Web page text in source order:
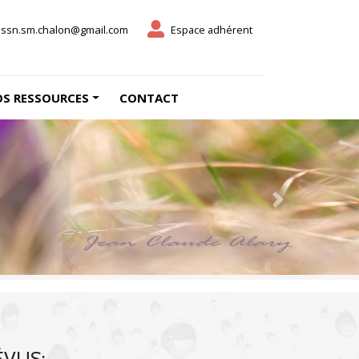
ssn.sm.chalon@gmail.com Espace adhérent
RESSOURCES CONTACT
Next